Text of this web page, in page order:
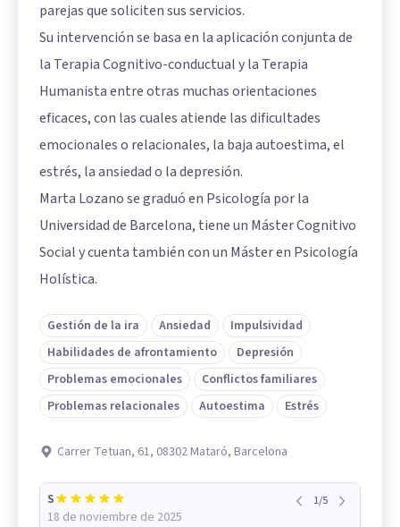
parejas que soliciten sus servicios.
Su intervención se basa en la aplicación conjunta de
la Terapia Cognitivo-conductual y la Terapia
Humanista entre otras muchas orientaciones
eficaces, con las cuales atiende las dificultades
emocionales o relacionales, la baja autoestima, el
estrés, la ansiedad o la depresión.
Marta Lozano se graduó en Psicología por la
Universidad de Barcelona, tiene un Máster Cognitivo
Social y cuenta también con un Máster en Psicología
Holística.
Gestión de la ira Ansiedad
Impulsividad
Habilidades de afrontamiento
Depresión
Problemas emocionales
Conflictos familiares
Problemas relacionales
Autoestima Estrés
Carrer Tetuan, 61, 08302 Mataró, Barcelona
S
18 de noviembre de 2025
1/5